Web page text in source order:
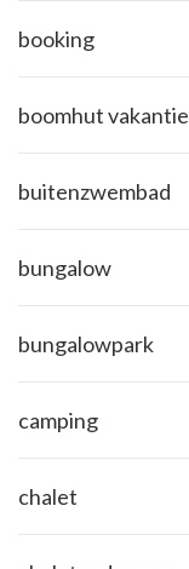
booking
boomhut vakantie
buitenzwembad
bungalow
bungalowpark
camping
chalet